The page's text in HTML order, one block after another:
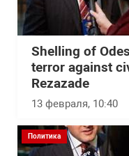
Shelling of
terror against
Rezazade
13 февраля, 10:40
Политика